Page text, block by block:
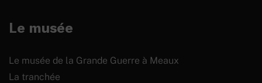
Le musée
Le musée de la Grande Guerre à Meaux
La tranchée